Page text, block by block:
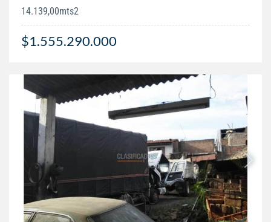
14.139,00mts2
$1.555.290.000